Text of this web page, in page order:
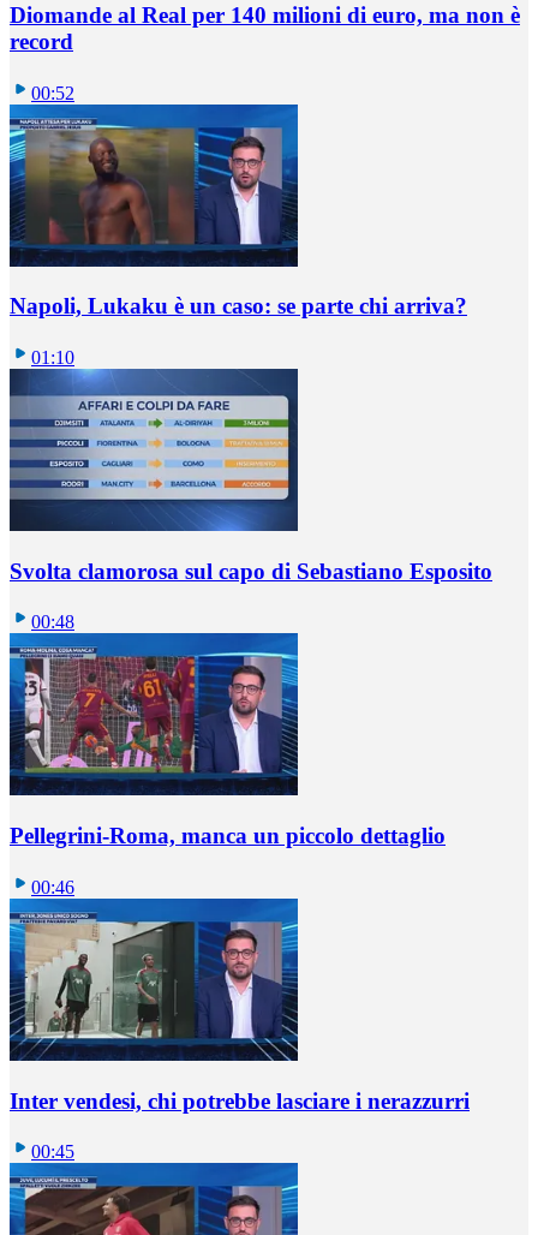
Diomande al Real per 140 milioni di euro, ma non è
record
00:52
Napoli, Lukaku è un caso: se parte chi arriva?
01:10
Svolta clamorosa sul capo di Sebastiano Esposito
00:48
Pellegrini-Roma, manca un piccolo dettaglio
00:46
Inter vendesi, chi potrebbe lasciare i nerazzurri
00:45